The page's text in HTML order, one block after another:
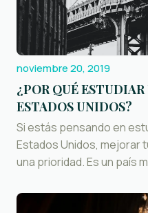
noviembre 20, 2019
¿POR QUÉ
ESTADOS UNIDOS?
Si estás pensando en
Estados Unidos, mejorar
una prioridad. Es un país